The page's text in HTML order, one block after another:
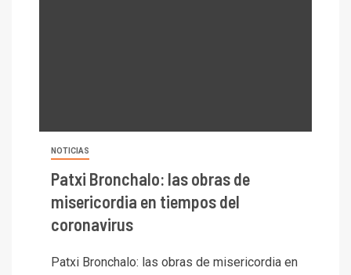
NOTICIAS
Patxi Bronchalo: las obras de
misericordia en tiempos del
coronavirus
Patxi Bronchalo: las obras de misericordia en